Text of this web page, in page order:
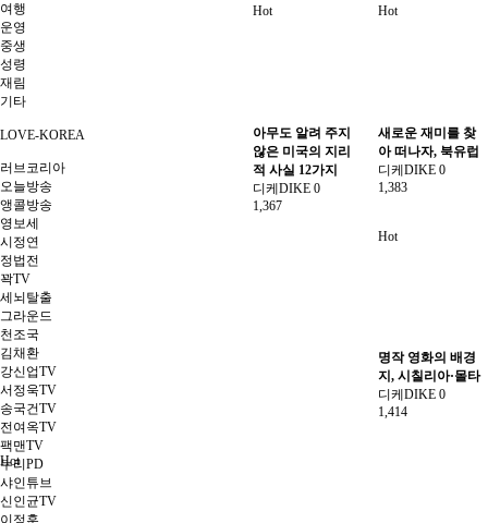
여행
운영
중생
성령
재림
기타
LOVE-KOREA
러브코리아
오늘방송
앵콜방송
영보세
시정연
정법전
꽉TV
세뇌탈출
그라운드
천조국
김채환
강신업TV
서정욱TV
송국건TV
전여옥TV
팩맨TV
누리PD
샤인튜브
신인균TV
Hot
아무도 알려 주지
않은 미국의 지리
적 사실 12가지
디케DIKE 0
1,367
Hot
새로운 재미를 찾
아 떠나자, 북유럽
디케DIKE 0
1,383
Hot
명작 영화의 배경
지, 시칠리아·몰타
디케DIKE 0
1,414
Hot